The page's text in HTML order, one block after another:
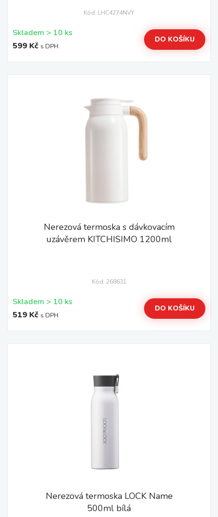
Kód: LHC4274NVY
Skladem > 10 ks
599 Kč s DPH
DO KOŠÍKU
Nerezová termoska s dávkovacím
uzávěrem KITCHISIMO 1200ml
Kód: 268631
Skladem > 10 ks
519 Kč s DPH
DO KOŠÍKU
Nerezová termoska LOCK Name
500ml bílá